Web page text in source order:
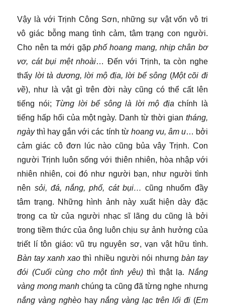
Vậy là với Trịnh Công Sơn, những sự vật vốn vô tri
vô giác bỗng mang tình cảm, tâm trạng con người.
Cho nên ta mới gặp phố hoang mang, nhịp chân bơ
vơ, cát bụi mệt nhoài… Đến với Trịnh, ta còn nghe
thấy lời tà dương, lời mộ địa, lời bể sông (Một cõi đi
về), như là vật gì trên đời này cũng có thể cất lên
tiếng nói; Từng lời bể sông là lời mộ địa chính là
tiếng hấp hối của một ngày. Danh từ thời gian tháng,
ngàythì hay gắn với các tính từ hoang vu, âm u… bởi
cảm giác cô đơn lúc nào cũng bủa vây Trịnh. Con
người Trịnh luôn sống với thiên nhiên, hòa nhập với
nhiên nhiên, coi đó như người bạn, như người tình
nên sỏi, đá, nắng, phố, cát bụi…cũng nhuốm đầy
tâm trạng. Những hình ảnh này xuất hiện dày đặc
trong ca từ của người nhạc sĩ lãng du cũng là bởi
trong tiềm thức của ông luôn chịu sự ảnh hưởng của
triết lí tôn giáo: vũ trụ nguyên sơ, vạn vật hữu tình.
Bàn tay xanh xao thì nhiều người nói nhưng bàn tay
đói (Cuối cùng cho một tình yêu)thì thật lạ. Nắng
vàng mong manhchúng ta cũng đã từng nghe nhưng
nắng vàng nghèo haynắng vàng lạc trên lối đi(Em